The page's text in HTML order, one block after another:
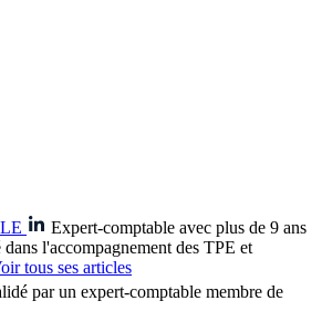
Expert-comptable avec plus de 9 ans
l'accompagnement des TPE et
tous ses articles
par un expert-comptable membre de